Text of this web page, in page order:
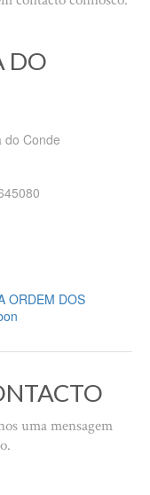
DO
do Conde
uma mensagem